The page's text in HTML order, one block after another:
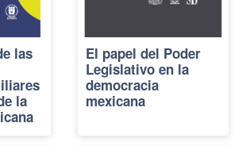
las
la
El papel del Poder
Legislativo en la
democracia
mexicana